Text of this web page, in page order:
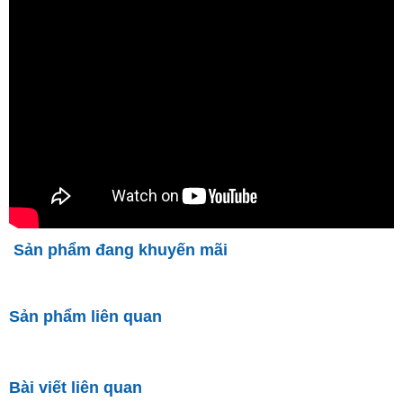
Sản phẩm đang khuyến mãi
Sản phẩm liên quan
Bài viết liên quan